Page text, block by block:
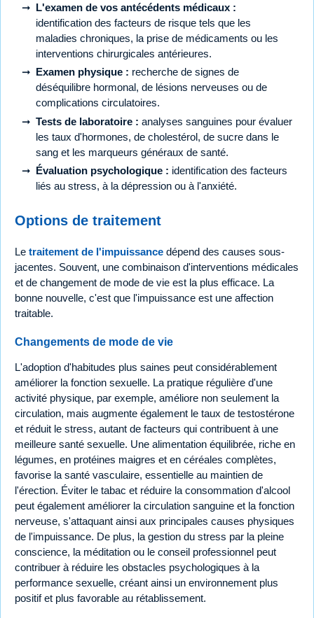
L'examen de vos antécédents médicaux :
identification des facteurs de risque tels que les
maladies chroniques, la prise de médicaments ou les
interventions chirurgicales antérieures.
Examen physique : recherche de signes de
déséquilibre hormonal, de lésions nerveuses ou de
complications circulatoires.
Tests de laboratoire : analyses sanguines pour évaluer
les taux d'hormones, de cholestérol, de sucre dans le
sang et les marqueurs généraux de santé.
Évaluation psychologique : identification des facteurs
liés au stress, à la dépression ou à l'anxiété.
Options de traitement
Le traitement de l'impuissance dépend des causes sous-
jacentes. Souvent, une combinaison d'interventions médicales
et de changement de mode de vie est la plus efficace. La
bonne nouvelle, c'est que l'impuissance est une affection
traitable.
Changements de mode de vie
L'adoption d'habitudes plus saines peut considérablement
améliorer la fonction sexuelle. La pratique régulière d'une
activité physique, par exemple, améliore non seulement la
circulation, mais augmente également le taux de testostérone
et réduit le stress, autant de facteurs qui contribuent à une
meilleure santé sexuelle. Une alimentation équilibrée, riche en
légumes, en protéines maigres et en céréales complètes,
favorise la santé vasculaire, essentielle au maintien de
l'érection. Éviter le tabac et réduire la consommation d'alcool
peut également améliorer la circulation sanguine et la fonction
nerveuse, s'attaquant ainsi aux principales causes physiques
de l'impuissance. De plus, la gestion du stress par la pleine
conscience, la méditation ou le conseil professionnel peut
contribuer à réduire les obstacles psychologiques à la
performance sexuelle, créant ainsi un environnement plus
positif et plus favorable au rétablissement.